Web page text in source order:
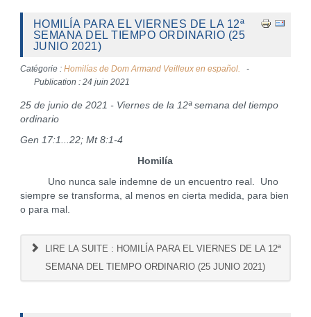
HOMILÍA PARA EL VIERNES DE LA 12ª
SEMANA DEL TIEMPO ORDINARIO (25
JUNIO 2021)
Catégorie : Homilías de Dom Armand Veilleux en español.
Publication : 24 juin 2021
25 de junio de 2021 - Viernes de la 12ª semana del tiempo
ordinario
Gen 17:1...22; Mt 8:1-4
Homilía
Uno nunca sale indemne de un encuentro real. Uno
siempre se transforma, al menos en cierta medida, para bien
o para mal.
LIRE LA SUITE : HOMILÍA PARA EL VIERNES DE LA 12ª
SEMANA DEL TIEMPO ORDINARIO (25 JUNIO 2021)